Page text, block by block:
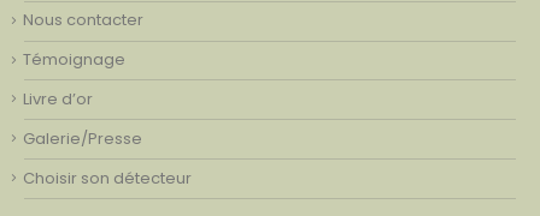
Nous contacter
Témoignage
Livre d’or
Galerie/Presse
Choisir son détecteur